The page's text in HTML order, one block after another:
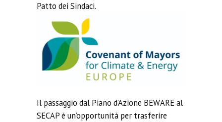
Patto dei Sindaci.
Il passaggio dal Piano d’Azione BEWARE al
SECAP è un’opportunità per trasferire